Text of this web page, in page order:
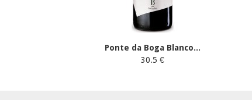
Ponte da Boga Blanco...
30.5 €